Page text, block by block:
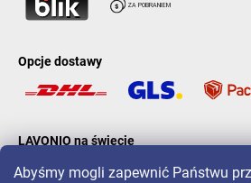
Abyśmy mogli zapewnić Państwu
Opcje dostawy
LAVONIO na świecie